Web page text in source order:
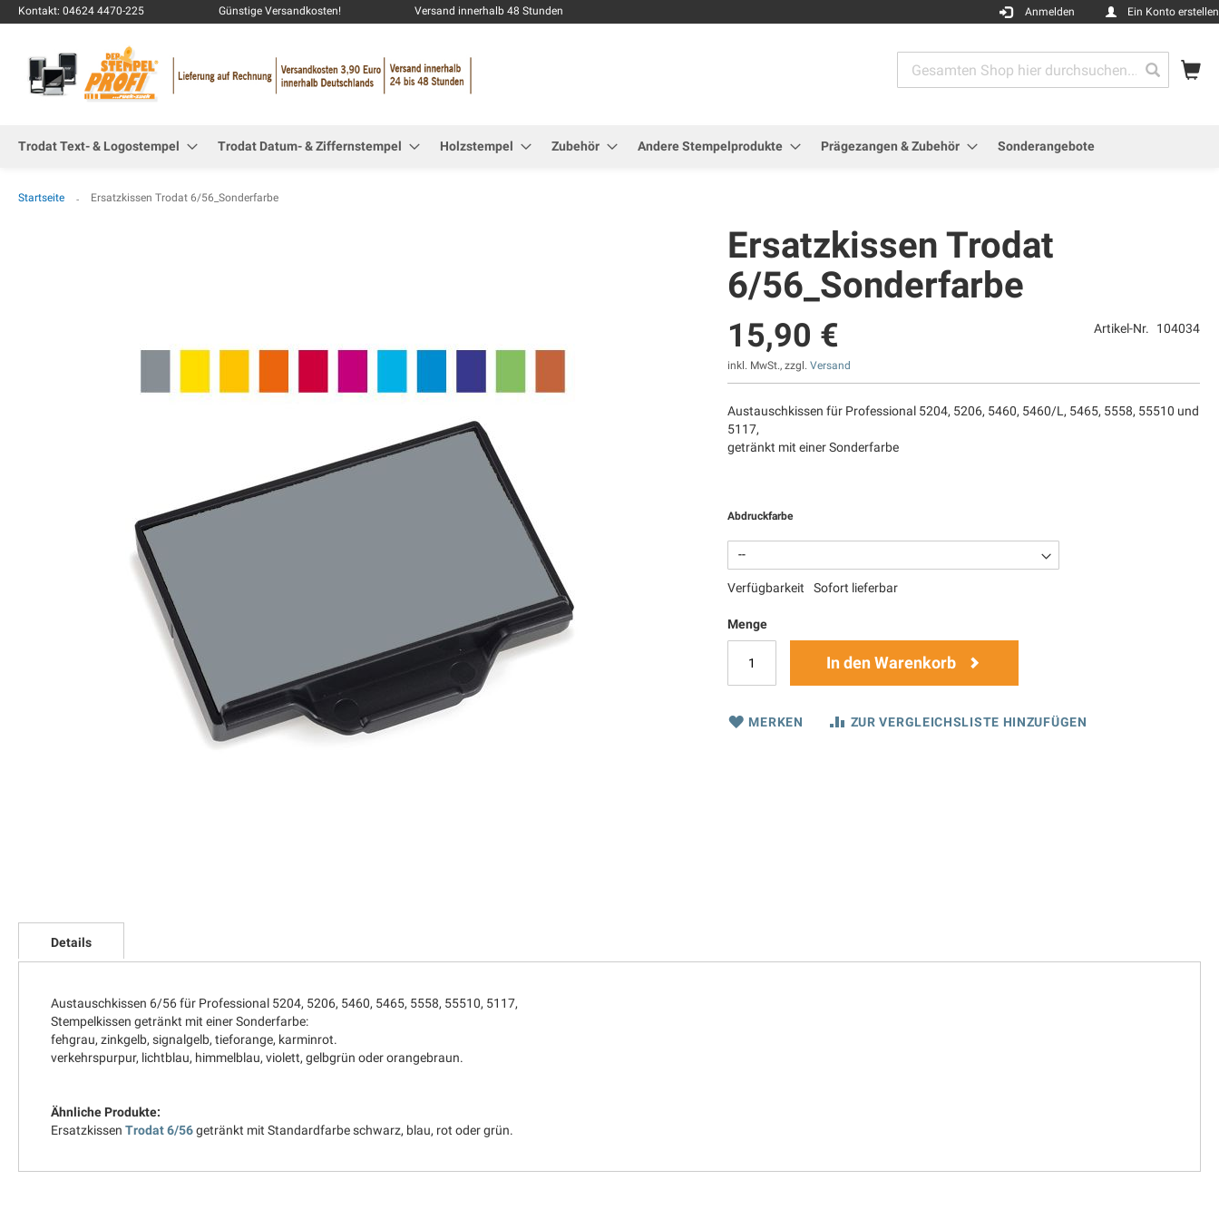
Kontakt: 04624 4470-225 Günstige Versandkosten! Versand innerhalb 48 Stunden Anmelden Ein Konto erstellen
Search
Trodat Text- & Logostempel Trodat Datum- & Ziffernstempel Holzstempel Zubehör Andere Stempelprodukte Prägezangen & Zubehör Sonderangebote
Startseite Ersatzkissen Trodat 6/56_Sonderfarbe
Anfang
Bildgalerie
Ersatzkissen Trodat
6/56_Sonderfarbe
15,90 €
inkl. MwSt., zzgl.Versand
Artikel-Nr. 104034
Austauschkissen für Professional 5204, 5206, 5460, 5460/L, 5465, 5558, 55510 und
5117,
getränkt mit einer Sonderfarbe
Abdruckfarbe
Verfügbarkeit Sofort lieferbar
Menge
In den Warenkorb
MERKEN ZUR VERGLEICHSLISTE HINZUFÜGEN
Details
Austauschkissen 6/56 für Professional 5204, 5206, 5460, 5465, 5558, 55510, 5117,
Stempelkissen getränkt mit einer Sonderfarbe:
fehgrau, zinkgelb, signalgelb, tieforange, karminrot.
verkehrspurpur, lichtblau, himmelblau, violett, gelbgrün oder orangebraun.
Ähnliche Produkte:
Ersatzkissen Trodat 6/56getränkt mit Standardfarbe schwarz, blau, rot oder grün.